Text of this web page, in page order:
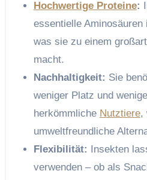
Hochwertige Proteine:
essentielle
was sie zu einem
macht.
Nachhaltigkeit: Sie
weniger Platz und
herkömmliche Nutztiere,
umweltfreundliche
Flexibilität: Insekten
verwenden – ob als